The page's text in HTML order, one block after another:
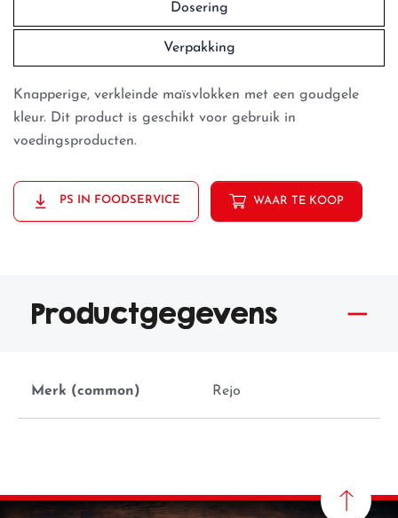
Dosering
Verpakking
Knapperige, verkleinde maïsvlokken met een goudgele
kleur. Dit product is geschikt voor gebruik in
voedingsproducten.
PS IN FOODSERVICE WAAR TE KOOP
Productgegevens
Merk (common) Rejo